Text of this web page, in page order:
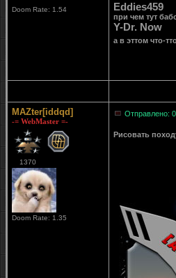
Doom Rate: 1.54 Eddies459
при чем тут
Y-Dr. Now
а в эттом что-
MAZter[iddqd]
-= WebMaster =-
1370
Doom Rate: 1.35
Отправлено:
Рисовать